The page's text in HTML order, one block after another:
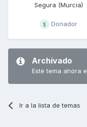
Segura (Murcia)
Donador
Archivado
Este tema ahora
Ir a la lista de temas